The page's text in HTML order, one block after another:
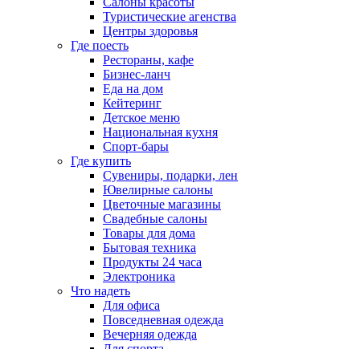
Туристические агенства
Центры здоровья
Где поесть
Рестораны, кафе
Бизнес-ланч
Еда на дом
Кейтеринг
Детское меню
Национальная кухня
Спорт-бары
Где купить
Сувениры, подарки, лен
Ювелирные салоны
Цветочные магазины
Свадебные салоны
Товары для дома
Бытовая техника
Продукты 24 часа
Электроника
Что надеть
Для офиса
Повседневная одежда
Вечерняя одежда